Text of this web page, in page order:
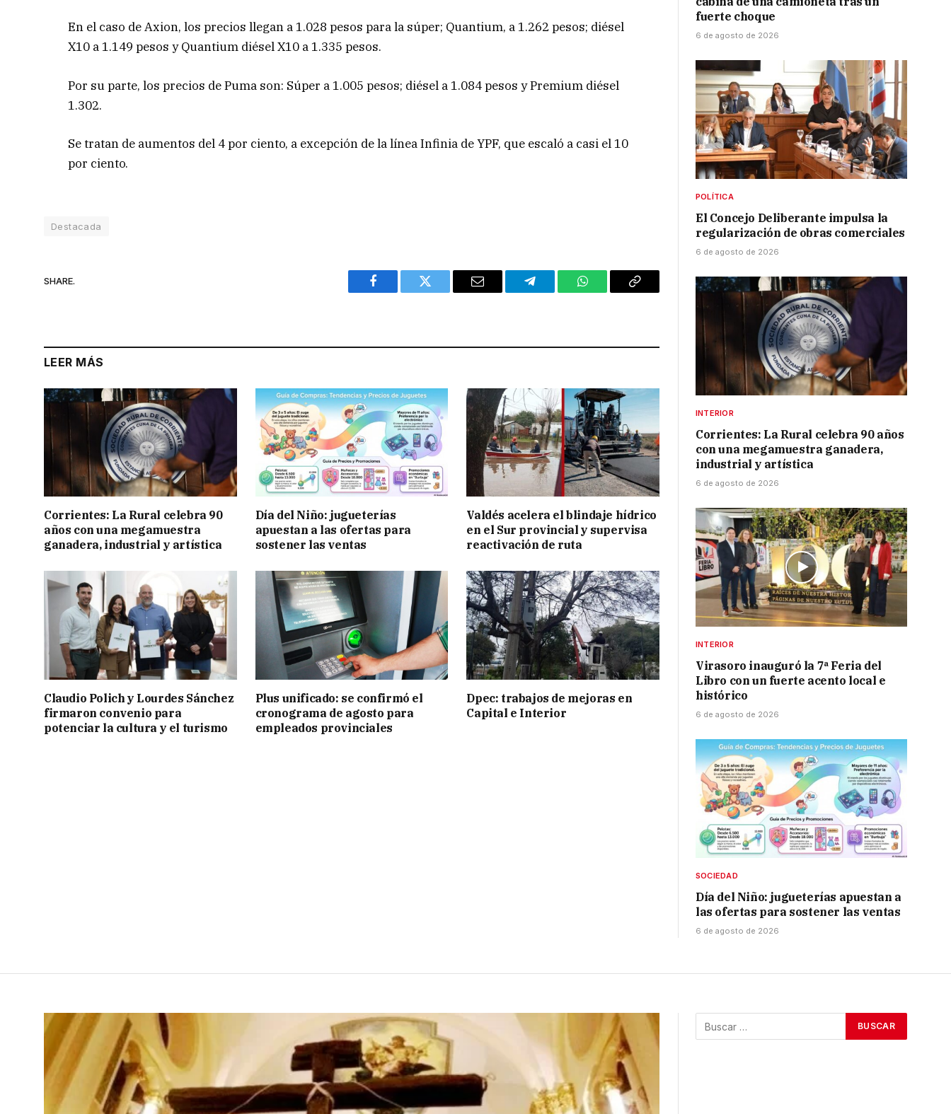
En el caso de Axion, los precios llegan a 1.028 pesos para la súper; Quantium, a 1.262 pesos; diésel
X10 a 1.149 pesos y Quantium diésel X10 a 1.335 pesos.
Por su parte, los precios de Puma son: Súper a 1.005 pesos; diésel a 1.084 pesos y Premium diésel
1.302.
Se tratan de aumentos del 4 por ciento, a excepción de la línea Infinia de YPF, que escaló a casi el 10
por ciento.
Destacada
SHARE.
Facebook Twitter Email Telegram WhatsAppCopy
LEER MÁS
Corrientes: La Rural celebra 90
años con una megamuestra
ganadera, industrial y artística
Día del Niño: jugueterías
apuestan a las ofertas para
sostener las ventas
Valdés acelera el blindaje hídrico
en el Sur provincial y supervisa
reactivación de ruta
Claudio Polich y Lourdes Sánchez
firmaron convenio para
potenciar la cultura y el turismo
Plus unificado: se confirmó el
cronograma de agosto para
empleados provinciales
Dpec: trabajos de mejoras en
Capital e Interior
fuerte choque
6 de agosto de 2026
POLÍTICA
El Concejo Deliberante impulsa la
regularización de obras comerciales
6 de agosto de 2026
INTERIOR
Corrientes: La Rural celebra 90 años
con una megamuestra ganadera,
industrial y artística
6 de agosto de 2026
INTERIOR
Virasoro inauguró la 7ª Feria del
Libro con un fuerte acento local e
histórico
6 de agosto de 2026
SOCIEDAD
Día del Niño: jugueterías apuestan a
las ofertas para sostener las ventas
6 de agosto de 2026